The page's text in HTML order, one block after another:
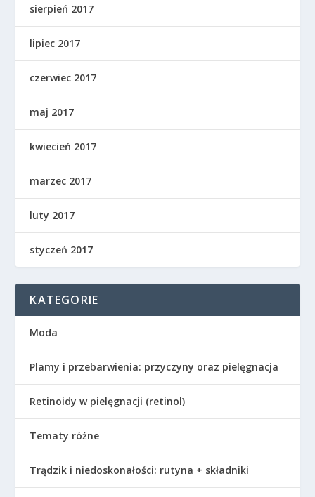
sierpień 2017
lipiec 2017
czerwiec 2017
maj 2017
kwiecień 2017
marzec 2017
luty 2017
styczeń 2017
KATEGORIE
Moda
Plamy i przebarwienia: przyczyny oraz pielęgnacja
Retinoidy w pielęgnacji (retinol)
Tematy różne
Trądzik i niedoskonałości: rutyna + składniki